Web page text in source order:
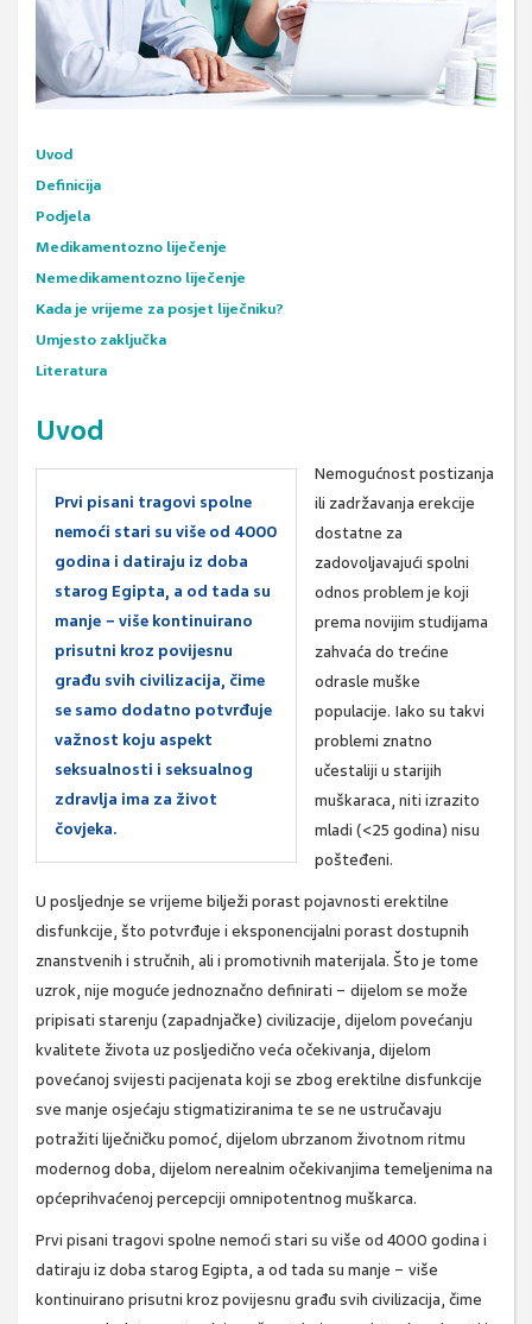
Uvod
Definicija
Podjela
Medikamentozno liječenje
Nemedikamentozno liječenje
Kada je vrijeme za posjet liječniku?
Umjesto zaključka
Literatura
Uvod
Prvi pisani tragovi spolne
nemoći stari su više od 4000
godina i datiraju iz doba
starog Egipta, a od tada su
manje − više kontinuirano
prisutni kroz povijesnu
građu svih civilizacija, čime
se samo dodatno potvrđuje
važnost koju aspekt
seksualnosti i seksualnog
zdravlja ima za život
čovjeka.
Nemogućnost postizanja
ili zadržavanja erekcije
dostatne za
zadovoljavajući spolni
odnos problem je koji
prema novijim studijama
zahvaća do trećine
odrasle muške
populacije. Iako su takvi
problemi znatno
učestaliji u starijih
muškaraca, niti izrazito
mladi (<25 godina) nisu
pošteđeni.
U posljednje se vrijeme bilježi porast pojavnosti erektilne
disfunkcije, što potvrđuje i eksponencijalni porast dostupnih
znanstvenih i stručnih, ali i promotivnih materijala. Što je tome
uzrok, nije moguće jednoznačno definirati − dijelom se može
pripisati starenju (zapadnjačke) civilizacije, dijelom povećanju
kvalitete života uz posljedično veća očekivanja, dijelom
povećanoj svijesti pacijenata koji se zbog erektilne disfunkcije
sve manje osjećaju stigmatiziranima te se ne ustručavaju
potražiti liječničku pomoć, dijelom ubrzanom životnom ritmu
modernog doba, dijelom nerealnim očekivanjima temeljenima na
općeprihvaćenoj percepciji omnipotentnog muškarca.
Prvi pisani tragovi spolne nemoći stari su više od 4000 godina i
datiraju iz doba starog Egipta, a od tada su manje − više
kontinuirano prisutni kroz povijesnu građu svih civilizacija, čime